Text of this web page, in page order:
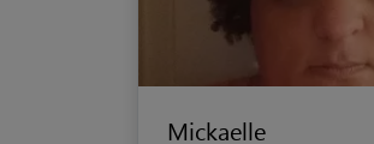
Mickaelle